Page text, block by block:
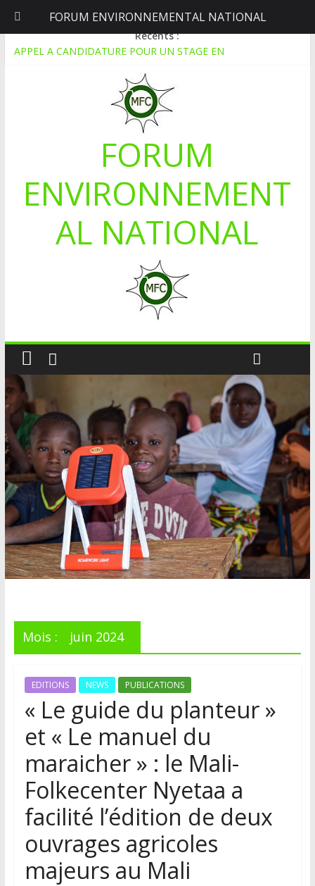
dimanche, août 9, 2026
Récents :
APPEL A CANDIDATURE POUR UN STAGE EN
Le blogging au service de l’écologie : Benbere montre la voie
Inondations : le Mali déclare l’état de catastrophe nationale
Mali-Folkecenter Nyetaa initie 20 jeunes à la protection de
À Garalo, l’Association des personnes handicapées lutte contre
le déboisement grâce au tissage métallique
FORUM
ENVIRONNEMENT
AL NATIONAL
Mois : juin 2024
EDITIONS NEWS PUBLICATIONS
« Le guide du planteur »
et « Le manuel du
maraicher » : le Mali-
Folkecenter Nyetaa a
facilité l’édition de deux
ouvrages agricoles
majeurs au Mali
FORUM ENVIRONNEMENTAL NATIONAL